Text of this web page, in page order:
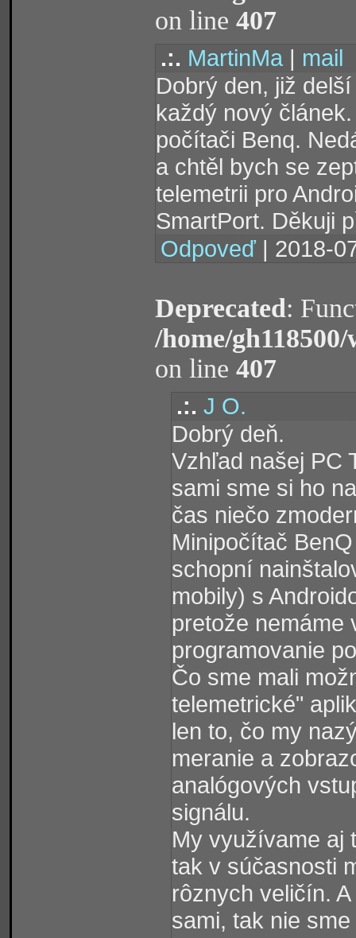
on line 407
.:. MartinMa | mail
Dobrý den, již
každý nový
počítači Benq.
a chtěl bych se
telemetrii pro
SmartPort. Děkuji
Odpoveď | 2018-
Deprecated:
/home/
on line 407
.:. J O.
Dobrý deň.
Vzhľad našej PC
sami sme si ho
čas niečo
Minipočítač
schopní
mobily) s
pretože nemáme
programovanie
Čo sme mali
telemetrické"
len to, čo my
meranie a
analógových
signálu.
My využívame aj
tak v súčasnosti
rôznych veličín.
sami, tak nie